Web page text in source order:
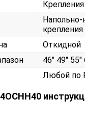
крепления
Откидной
46" 49" 55"
Любой по